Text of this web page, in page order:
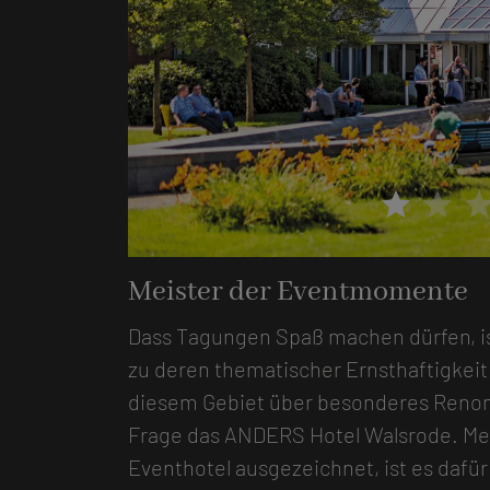
starstar
Meister der Eventmomente
Dass Tagungen Spaß machen
zu deren thematischer
diesem Gebiet über besonderes
Frage das ANDERS Hotel Walsrode.
Eventhotel ausgezeichnet, ist es